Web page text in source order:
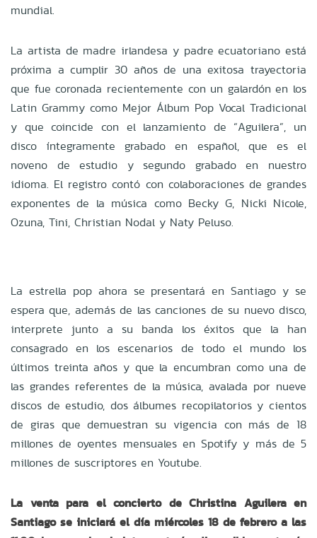
mundial.
La artista de madre irlandesa y padre ecuatoriano está
próxima a cumplir 30 años de una exitosa trayectoria
que fue coronada recientemente con un galardón en los
Latin Grammy como Mejor Álbum Pop Vocal Tradicional
y que coincide con el lanzamiento de “Aguilera”, un
disco íntegramente grabado en español, que es el
noveno de estudio y segundo grabado en nuestro
idioma. El registro contó con colaboraciones de grandes
exponentes de la música como Becky G, Nicki Nicole,
Ozuna, Tini, Christian Nodal y Naty Peluso.
La estrella pop ahora se presentará en Santiago y se
espera que, además de las canciones de su nuevo disco,
interprete junto a su banda los éxitos que la han
consagrado en los escenarios de todo el mundo los
últimos treinta años y que la encumbran como una de
las grandes referentes de la música, avalada por nueve
discos de estudio, dos álbumes recopilatorios y cientos
de giras que demuestran su vigencia con más de 18
millones de oyentes mensuales en Spotify y más de 5
millones de suscriptores en Youtube.
La venta para el concierto de Christina Aguilera en
Santiago se iniciará el día miércoles 18 de febrero a las